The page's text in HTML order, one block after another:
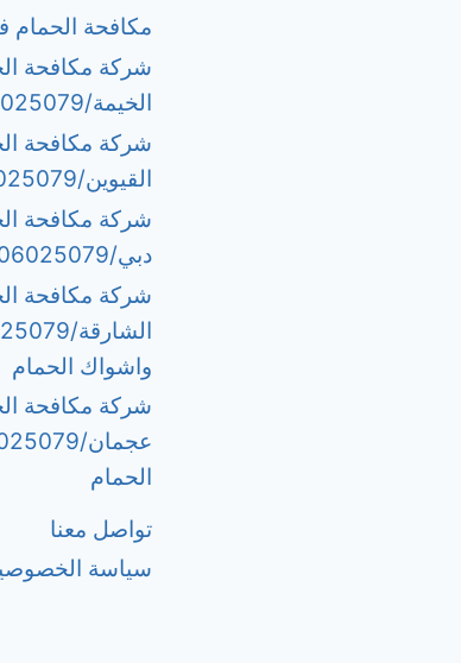
مكافحة الحمام
شركة مكافحة
الخيمة/0506025079
شركة مكافحة
القيوين/0506025079
شركة مكافحة
دبي/0506025079 |تركيب طارد الحمام
شركة مكافحة
واشواك الحمام
شركة مكافحة
الحمام
تواصل معنا
سياسة